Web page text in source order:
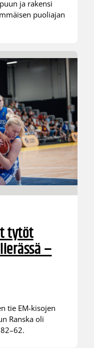
ja rakensi
puoliajan
tytöt
–
tie EM-kisojen
Ranska oli